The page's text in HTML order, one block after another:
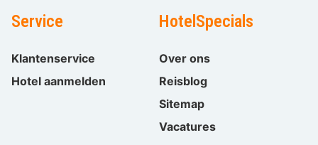
Service
Klantenservice
Hotel aanmelden
HotelSpecials
Over ons
Reisblog
Sitemap
Vacatures